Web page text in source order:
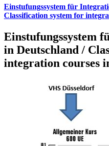
Einstufungssystem für
Classification system for
Einstufungssystem
in Deutschland /
integration courses